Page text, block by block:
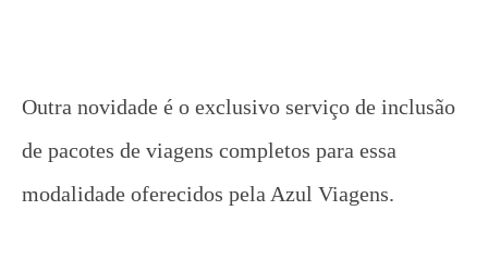
Outra novidade é o exclusivo serviço de inclusão
de pacotes de viagens completos para essa
modalidade oferecidos pela Azul Viagens.